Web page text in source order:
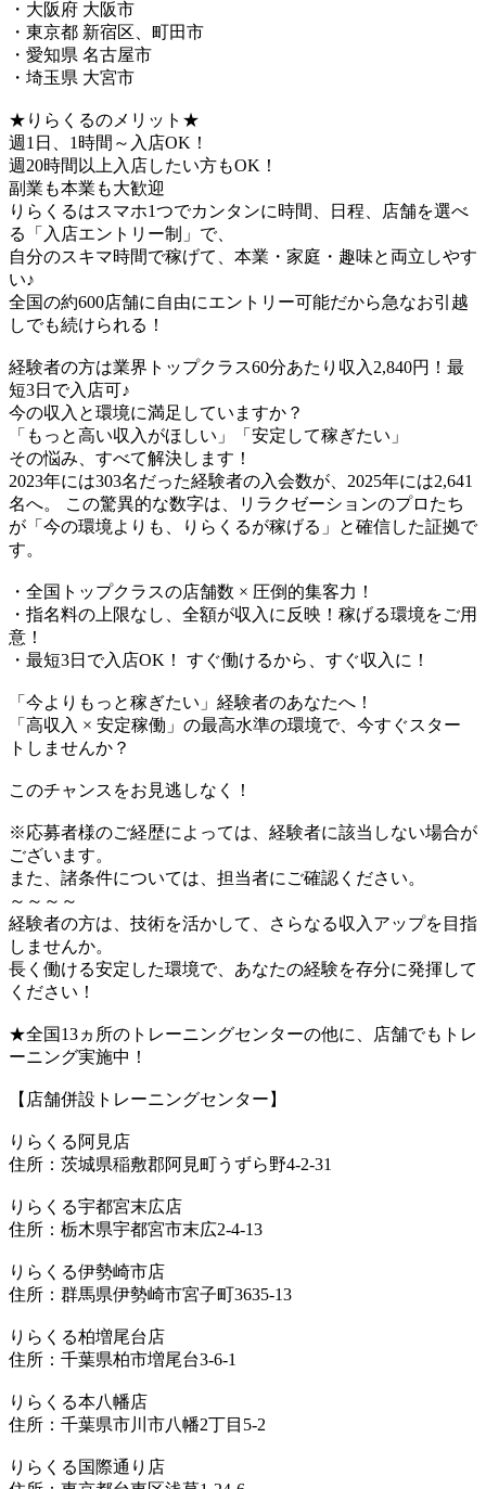
・大阪府 大阪市
・東京都 新宿区、町田市
・愛知県 名古屋市
・埼玉県 大宮市
★りらくるのメリット★
週1日、1時間～入店OK！
週20時間以上入店したい方もOK！
副業も本業も大歓迎
りらくるはスマホ1つでカンタンに時間、日程、店舗を選べ
る「入店エントリー制」で、
​自分のスキマ時間で稼げて、本業・家庭・趣味と両立しやす
い♪​
全国の約600店舗に自由にエントリー可能だから急なお引越
しでも続けられる！
経験者の方は業界トップクラス60分あたり収入2,840円！最
短3日で入店可♪
今の収入と環境に満足していますか？
「もっと高い収入がほしい」「安定して稼ぎたい」
その悩み、すべて解決します！
2023年には303名だった経験者の入会数が、2025年には2,641
名へ。 この驚異的な数字は、リラクゼーションのプロたち
が「今の環境よりも、りらくるが稼げる」と確信した証拠で
す。
・全国トップクラスの店舗数 × 圧倒的集客力！
・指名料の上限なし、全額が収入に反映！稼げる環境をご用
意！
・最短3日で入店OK！ すぐ働けるから、すぐ収入に！
「今よりもっと稼ぎたい」経験者のあなたへ！
「高収入 × 安定稼働」の最高水準の環境で、今すぐスター
トしませんか？
このチャンスをお見逃しなく！
※応募者様のご経歴によっては、経験者に該当しない場合が
ございます。
また、諸条件については、担当者にご確認ください。
～～～～
経験者の方は、技術を活かして、さらなる収入アップを目指
しませんか。
長く働ける安定した環境で、あなたの経験を存分に発揮して
ください！
★全国13ヵ所のトレーニングセンターの他に、店舗でもトレ
ーニング実施中！
【店舗併設トレーニングセンター】
りらくる阿見店
住所：茨城県稲敷郡阿見町うずら野4-2-31
りらくる宇都宮末広店
住所：栃木県宇都宮市末広2-4-13
りらくる伊勢崎市店
住所：群馬県伊勢崎市宮子町3635-13
りらくる柏増尾台店
住所：千葉県柏市増尾台3-6-1
りらくる本八幡店
住所：千葉県市川市八幡2丁目5-2
りらくる国際通り店